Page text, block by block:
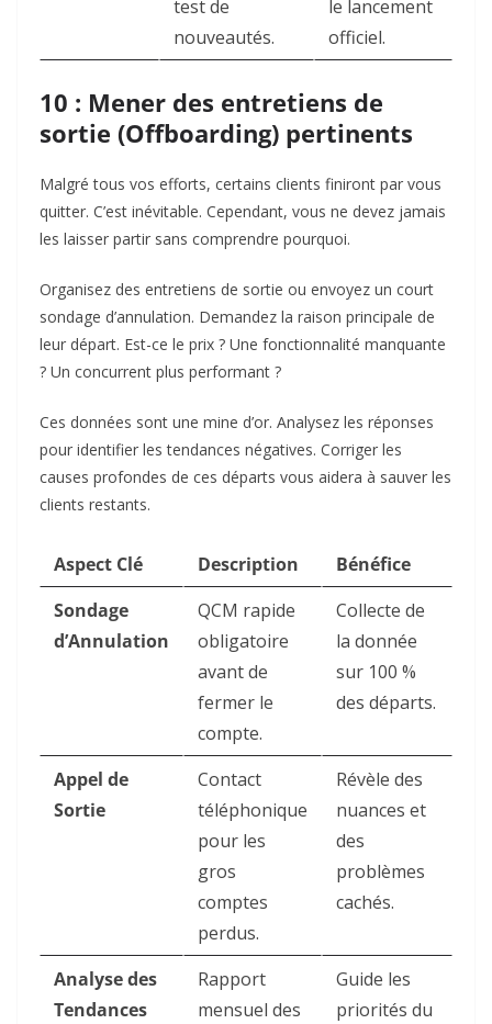
test de
nouveautés.
le lancement
officiel.
10 : Mener des entretiens de
sortie (Offboarding) pertinents
Malgré tous vos efforts, certains clients finiront par vous
quitter. C’est inévitable. Cependant, vous ne devez jamais
les laisser partir sans comprendre pourquoi.
Organisez des entretiens de sortie ou envoyez un court
sondage d’annulation. Demandez la raison principale de
leur départ. Est-ce le prix ? Une fonctionnalité manquante
? Un concurrent plus performant ?
Ces données sont une mine d’or. Analysez les réponses
pour identifier les tendances négatives. Corriger les
causes profondes de ces départs vous aidera à sauver les
clients restants.
Aspect Clé Description
Bénéfice
Sondage
d’Annulation
QCM rapide
obligatoire
avant de
fermer le
compte.
Collecte de
la donnée
sur 100 %
des départs.
Appel de
Sortie
Contact
téléphonique
pour les
gros
comptes
perdus.
Révèle des
nuances et
des
problèmes
cachés.
Analyse des
Tendances
Rapport
mensuel des
Guide les
priorités du